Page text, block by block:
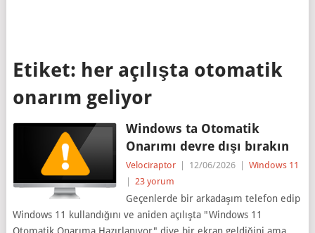
Etiket: her açılışta otomatik
onarım geliyor
Windows ta Otomatik
Onarımı devre dışı bırakın
Velociraptor 12/06/2026
Windows 11
23 yorum
Geçenlerde bir arkadaşım telefon edip
Windows 11 kullandığını ve aniden açılışta "Windows 11